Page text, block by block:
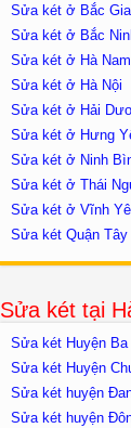
Sửa két ở Bắc
Sửa két ở Bắc
Sửa két ở Hà Nam
Sửa két ở Hà Nội
Sửa két ở Hải
Sửa két ở Hưng
Sửa két ở Ninh
Sửa két ở Thái
Sửa két ở Vĩnh
Sửa két Quận Tây
Sửa két tại
Sửa két Huyện Ba
Sửa két Huyện
Sửa két huyện
Sửa két huyện